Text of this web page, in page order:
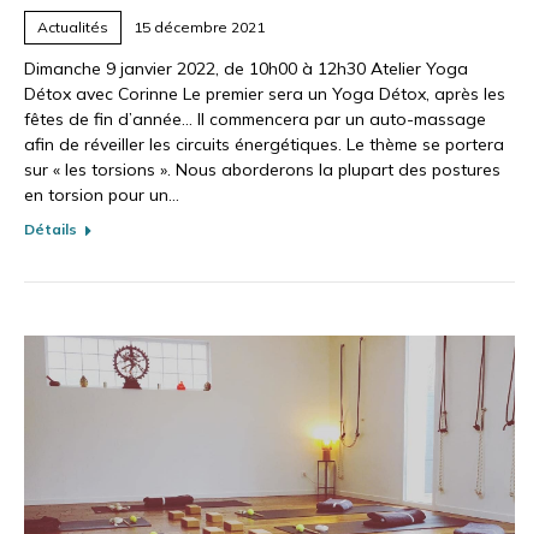
Actualités 15 décembre 2021
Dimanche 9 janvier 2022, de 10h00 à 12h30 Atelier Yoga
Détox avec Corinne Le premier sera un Yoga Détox, après les
fêtes de fin d’année… Il commencera par un auto-massage
afin de réveiller les circuits énergétiques. Le thème se portera
sur « les torsions ». Nous aborderons la plupart des postures
en torsion pour un…
Détails